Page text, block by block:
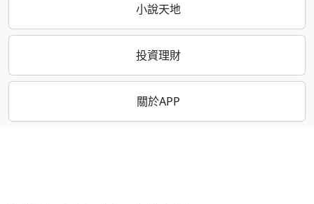
小說天地
投資理財
關於APP